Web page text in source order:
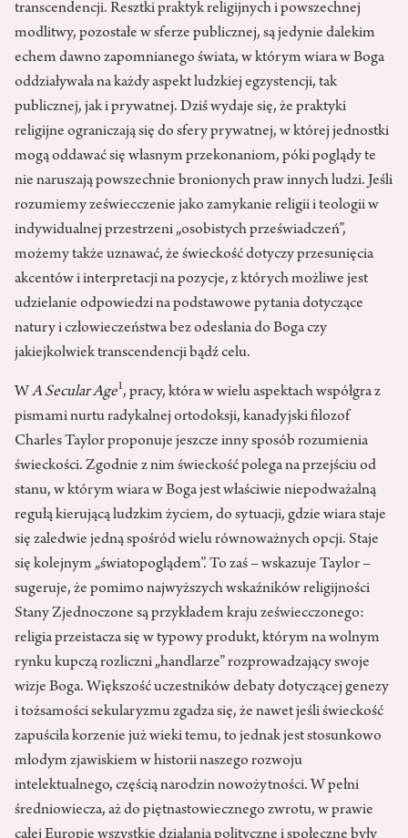
transcendencji. Resztki praktyk religijnych i powszechnej
modlitwy, pozostałe w sferze publicznej, są jedynie dalekim
echem dawno zapomnianego świata, w którym wiara w Boga
oddziaływała na każdy aspekt ludzkiej egzystencji, tak
publicznej, jak i prywatnej. Dziś wydaje się, że praktyki
religijne ograniczają się do sfery prywatnej, w której jednostki
mogą oddawać się własnym przekonaniom, póki poglądy te
nie naruszają powszechnie bronionych praw innych ludzi. Jeśli
rozumiemy zeświecczenie jako zamykanie religii i teologii w
indywidualnej przestrzeni „osobistych przeświadczeń”,
możemy także uznawać, że świeckość dotyczy przesunięcia
akcentów i interpretacji na pozycje, z których możliwe jest
udzielanie odpowiedzi na podstawowe pytania dotyczące
natury i człowieczeństwa bez odesłania do Boga czy
jakiejkolwiek transcendencji bądź celu.
WA Secular Age1, pracy, która w wielu aspektach współgra z
pismami nurtu radykalnej ortodoksji, kanadyjski filozof
Charles Taylor proponuje jeszcze inny sposób rozumienia
świeckości. Zgodnie z nim świeckość polega na przejściu od
stanu, w którym wiara w Boga jest właściwie niepodważalną
regułą kierującą ludzkim życiem, do sytuacji, gdzie wiara staje
się zaledwie jedną spośród wielu równoważnych opcji. Staje
się kolejnym „światopoglądem”. To zaś – wskazuje Taylor –
sugeruje, że pomimo najwyższych wskaźników religijności
Stany Zjednoczone są przykładem kraju zeświecczonego:
religia przeistacza się w typowy produkt, którym na wolnym
rynku kupczą rozliczni „handlarze” rozprowadzający swoje
wizje Boga. Większość uczestników debaty dotyczącej genezy
i tożsamości sekularyzmu zgadza się, że nawet jeśli świeckość
zapuściła korzenie już wieki temu, to jednak jest stosunkowo
młodym zjawiskiem w historii naszego rozwoju
intelektualnego, częścią narodzin nowożytności. W pełni
średniowiecza, aż do piętnastowiecznego zwrotu, w prawie